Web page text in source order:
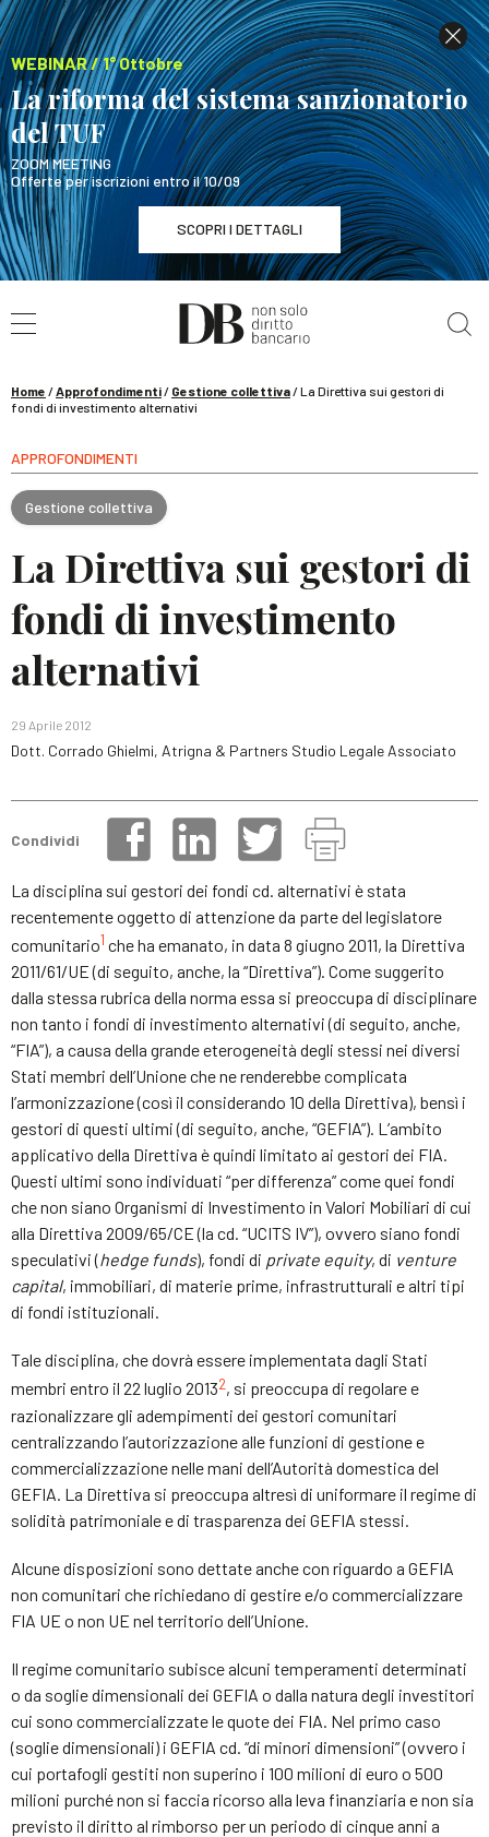
WEBINAR / 1° Ottobre
La riforma del sistema sanzionatorio
del TUF
ZOOM MEETING
Offerte per iscrizioni entro il 10/09
SCOPRI I DETTAGLI
WEBINAR / 1° Ottobre
La riforma del sistema sanzionatorio del TUF
Home /Approfondimenti/ Gestione collettiva/La Direttiva sui gestori di
fondi di investimento alternativi
APPROFONDIMENTI
Gestione collettiva
La Direttiva sui gestori di
fondi di investimento
alternativi
29 Aprile 2012
Dott. Corrado Ghielmi, Atrigna & Partners Studio Legale Associato
Condividi
La disciplina sui gestori dei fondi cd. alternativi è stata
recentemente oggetto di attenzione da parte del legislatore
comunitario1 che ha emanato, in data 8 giugno 2011, la Direttiva
2011/61/UE (di seguito, anche, la “Direttiva”). Come suggerito
dalla stessa rubrica della norma essa si preoccupa di disciplinare
non tanto i fondi di investimento alternativi (di seguito, anche,
“FIA”), a causa della grande eterogeneità degli stessi nei diversi
Stati membri dell’Unione che ne renderebbe complicata
l’armonizzazione (così il considerando 10 della Direttiva), bensì i
gestori di questi ultimi (di seguito, anche, “GEFIA”). L’ambito
applicativo della Direttiva è quindi limitato ai gestori dei FIA.
Questi ultimi sono individuati “per differenza” come quei fondi
che non siano Organismi di Investimento in Valori Mobiliari di cui
alla Direttiva 2009/65/CE (la cd. “UCITS IV”), ovvero siano fondi
speculativi (hedge funds), fondi di private equity, di venture
capital, immobiliari, di materie prime, infrastrutturali e altri tipi
di fondi istituzionali.
Tale disciplina, che dovrà essere implementata dagli Stati
membri entro il 22 luglio 20132, si preoccupa di regolare e
razionalizzare gli adempimenti dei gestori comunitari
centralizzando l’autorizzazione alle funzioni di gestione e
commercializzazione nelle mani dell’Autorità domestica del
GEFIA. La Direttiva si preoccupa altresì di uniformare il regime di
solidità patrimoniale e di trasparenza dei GEFIA stessi.
Alcune disposizioni sono dettate anche con riguardo a GEFIA
non comunitari che richiedano di gestire e/o commercializzare
FIA UE o non UE nel territorio dell’Unione.
Il regime comunitario subisce alcuni temperamenti determinati
o da soglie dimensionali dei GEFIA o dalla natura degli investitori
cui sono commercializzate le quote dei FIA. Nel primo caso
(soglie dimensionali) i GEFIA cd. “di minori dimensioni” (ovvero i
cui portafogli gestiti non superino i 100 milioni di euro o 500
milioni purché non si faccia ricorso alla leva finanziaria e non sia
previsto il diritto al rimborso per un periodo di cinque anni a